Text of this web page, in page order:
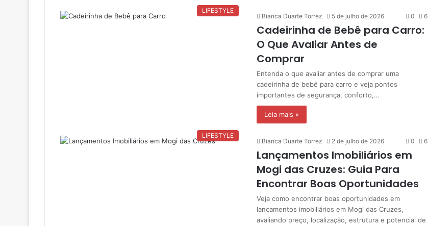
LIFESTYLE
Bianca Duarte Torrez 5 de julho de 2026 0 6
Cadeirinha de Bebê para Carro:
O Que Avaliar Antes de
Comprar
Entenda o que avaliar antes de comprar uma
cadeirinha de bebê para carro e veja pontos
importantes de segurança, conforto,…
Leia mais »
LIFESTYLE
Bianca Duarte Torrez 2 de julho de 2026 0 6
Lançamentos Imobiliários em
Mogi das Cruzes: Guia Para
Encontrar Boas Oportunidades
Veja como encontrar boas oportunidades em
lançamentos imobiliários em Mogi das Cruzes,
avaliando preço, localização, estrutura e potencial de